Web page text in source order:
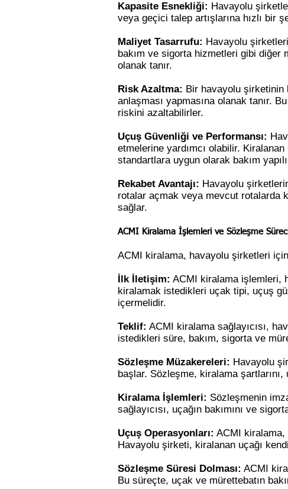
Kapasite Esnekliği: Havayolu
veya geçici talep artışlarına hızlı bir
Maliyet Tasarrufu: Havayolu
bakım ve sigorta hizmetleri gibi
olanak tanır.
Risk Azaltma: Bir havayolu şirketinin
anlaşması yapmasına olanak tanır.
riskini azaltabilirler.
Uçuş Güvenliği ve Performansı:
etmelerine yardımcı olabilir.
standartlara uygun olarak bakım
Rekabet Avantajı: Havayolu
rotalar açmak veya mevcut rotalarda
sağlar.
ACMI Kiralama İşlemleri ve Sözleşme
ACMI kiralama, havayolu şirketleri
İlk İletişim: ACMI kiralama işlemleri,
kiralamak istedikleri uçak tipi, uçuş
içermelidir.
Teklif: ACMI kiralama sağlayıcısı,
istedikleri süre, bakım, sigorta ve
Sözleşme Müzakereleri: Havayolu
başlar. Sözleşme, kiralama
Kiralama İşlemleri: Sözleşmenin
sağlayıcısı, uçağın bakımını ve
Uçuş Operasyonları: ACMI kiralama,
Havayolu şirketi, kiralanan uçağı
Sözleşme Süresi Dolması: ACMI
Bu süreçte, uçak ve mürettebatın